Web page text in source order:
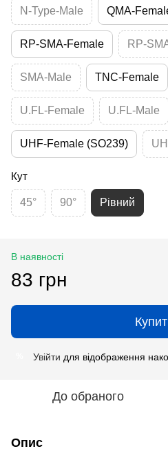
N-Type-Male QMA-
RP-SMA-Female RP-
SMA-Male TNC-Female
U.FL-Female U.FL-Male
UHF-Female (SO239)
Кут
45° 90° Рівний
В наявності
83 грн
Увійти для відображення
До обраного
Опис